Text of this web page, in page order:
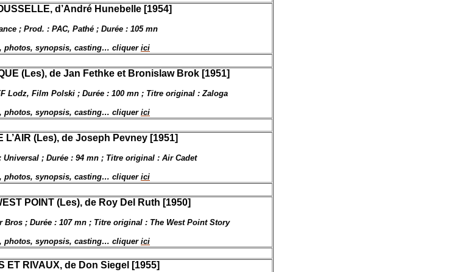
d’André Hunebelle [1954]
; Prod. : PAC, Pathé ; Durée : 105 mn
photos, synopsis, casting… cliquer ici
(Les), de Jan Fethke et Bronislaw Brok [1951]
Lodz, Film Polski ; Durée : 100 mn ; Titre original : Zaloga
photos, synopsis, casting… cliquer ici
L’AIR (Les), de Joseph Pevney [1951]
Universal ; Durée : 94 mn ; Titre original : Air Cadet
photos, synopsis, casting… cliquer ici
POINT (Les), deRoy Del Ruth [1950]
Bros ; Durée : 107 mn ; Titre original : The West Point Story
photos, synopsis, casting… cliquer ici
ET RIVAUX, de Don Siegel [1955]